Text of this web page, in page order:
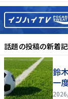
話題の投稿の新着
鈴
一